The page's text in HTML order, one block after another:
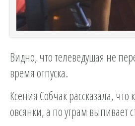
Видно, что телеведущая не
время отпуска.
Ксения Собчак рассказала,
овсянки, а по утрам выпивает